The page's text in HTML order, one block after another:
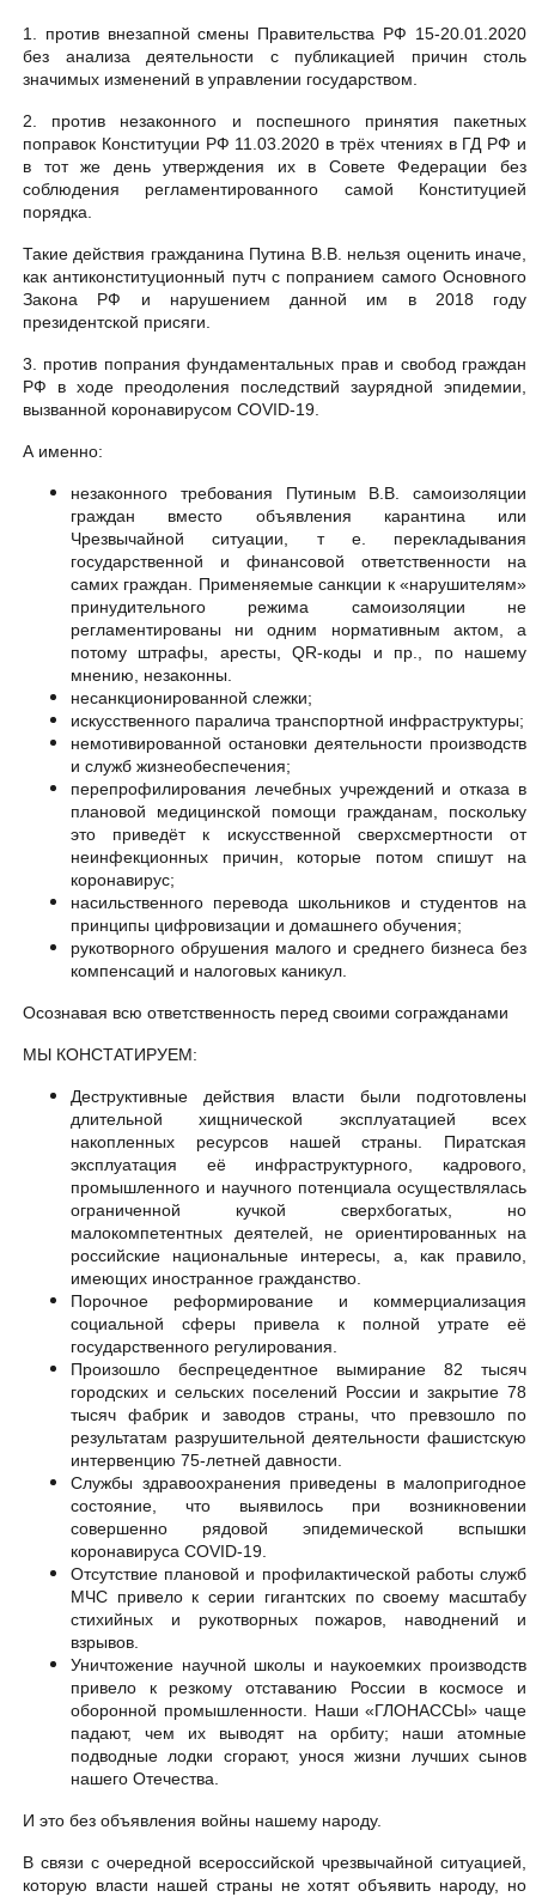
1. против внезапной смены Правительства РФ 15-20.01.2020
без анализа деятельности с публикацией причин столь
значимых изменений в управлении государством.
2. против незаконного и поспешного принятия пакетных
поправок Конституции РФ 11.03.2020 в трёх чтениях в ГД РФ и
в тот же день утверждения их в Совете Федерации без
соблюдения регламентированного самой Конституцией
порядка.
Такие действия гражданина Путина В.В. нельзя оценить иначе,
как антиконституционный путч с попранием самого Основного
Закона РФ и нарушением данной им в 2018 году
президентской присяги.
3. против попрания фундаментальных прав и свобод граждан
РФ в ходе преодоления последствий заурядной эпидемии,
вызванной коронавирусом COVID-19.
А именно:
незаконного требования Путиным В.В. самоизоляции
граждан вместо объявления карантина или
Чрезвычайной ситуации, т е. перекладывания
государственной и финансовой ответственности на
самих граждан. Применяемые санкции к «нарушителям»
принудительного режима самоизоляции не
регламентированы ни одним нормативным актом, а
потому штрафы, аресты, QR-коды и пр., по нашему
мнению, незаконны.
несанкционированной слежки;
искусственного паралича транспортной инфраструктуры;
немотивированной остановки деятельности производств
и служб жизнеобеспечения;
перепрофилирования лечебных учреждений и отказа в
плановой медицинской помощи гражданам, поскольку
это приведёт к искусственной сверхсмертности от
неинфекционных причин, которые потом спишут на
коронавирус;
насильственного перевода школьников и студентов на
принципы цифровизации и домашнего обучения;
рукотворного обрушения малого и среднего бизнеса без
компенсаций и налоговых каникул.
Осознавая всю ответственность перед своими согражданами
МЫ КОНСТАТИРУЕМ:
Деструктивные действия власти были подготовлены
длительной хищнической эксплуатацией всех
накопленных ресурсов нашей страны. Пиратская
эксплуатация её инфраструктурного, кадрового,
промышленного и научного потенциала осуществлялась
ограниченной кучкой сверхбогатых, но
малокомпетентных деятелей, не ориентированных на
российские национальные интересы, а, как правило,
имеющих иностранное гражданство.
Порочное реформирование и коммерциализация
социальной сферы привела к полной утрате её
государственного регулирования.
Произошло беспрецедентное вымирание 82 тысяч
городских и сельских поселений России и закрытие 78
тысяч фабрик и заводов страны, что превзошло по
результатам разрушительной деятельности фашистскую
интервенцию 75-летней давности.
Службы здравоохранения приведены в малопригодное
состояние, что выявилось при возникновении
совершенно рядовой эпидемической вспышки
коронавируса COVID-19.
Отсутствие плановой и профилактической работы служб
МЧС привело к серии гигантских по своему масштабу
стихийных и рукотворных пожаров, наводнений и
взрывов.
Уничтожение научной школы и наукоемких производств
привело к резкому отставанию России в космосе и
оборонной промышленности. Наши «ГЛОНАССЫ» чаще
падают, чем их выводят на орбиту; наши атомные
подводные лодки сгорают, унося жизни лучших сынов
нашего Отечества.
И это без объявления войны нашему народу.
В связи с очередной всероссийской чрезвычайной ситуацией,
которую власти нашей страны не хотят объявить народу, но